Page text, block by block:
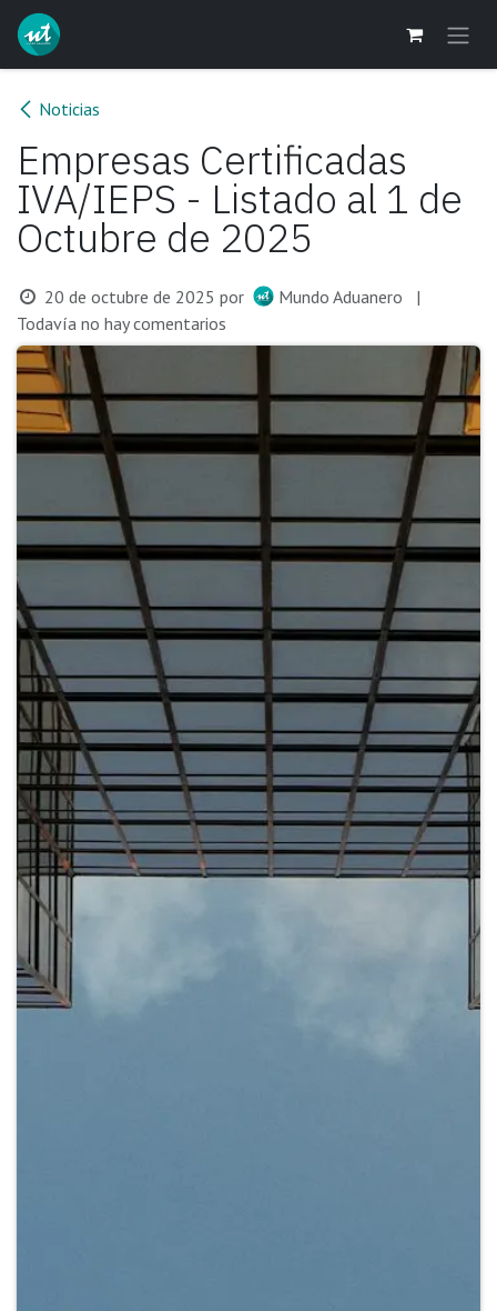
Ir al contenido
Noticias
Empresas Certificadas
IVA/IEPS - Listado al 1 de
Octubre de 2025
20 de octubre de 2025 por Mundo Aduanero
|
Todavía no hay comentarios